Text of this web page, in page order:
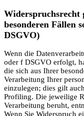
Widerspruchsrecht
besonderen Fällen
DSGVO)
Wenn die
oder f DSGVO erfolgt,
die sich aus Ihrer
Verarbeitung Ihrer
einzulegen; dies gilt
Profiling. Die jeweilige
Verarbeitung beruht,
Wenn Sie Widerspruch